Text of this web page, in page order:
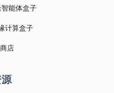
能体盒子
计算盒子
店